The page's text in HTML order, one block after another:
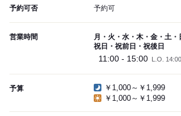
予約可否 予約可
営業時間
月・火・水・木・金・土・
祝日・祝前日・祝後日
11:00 - 15:00 L.O. 14:00
予算
￥1,000～￥1,999
￥1,000～￥1,999